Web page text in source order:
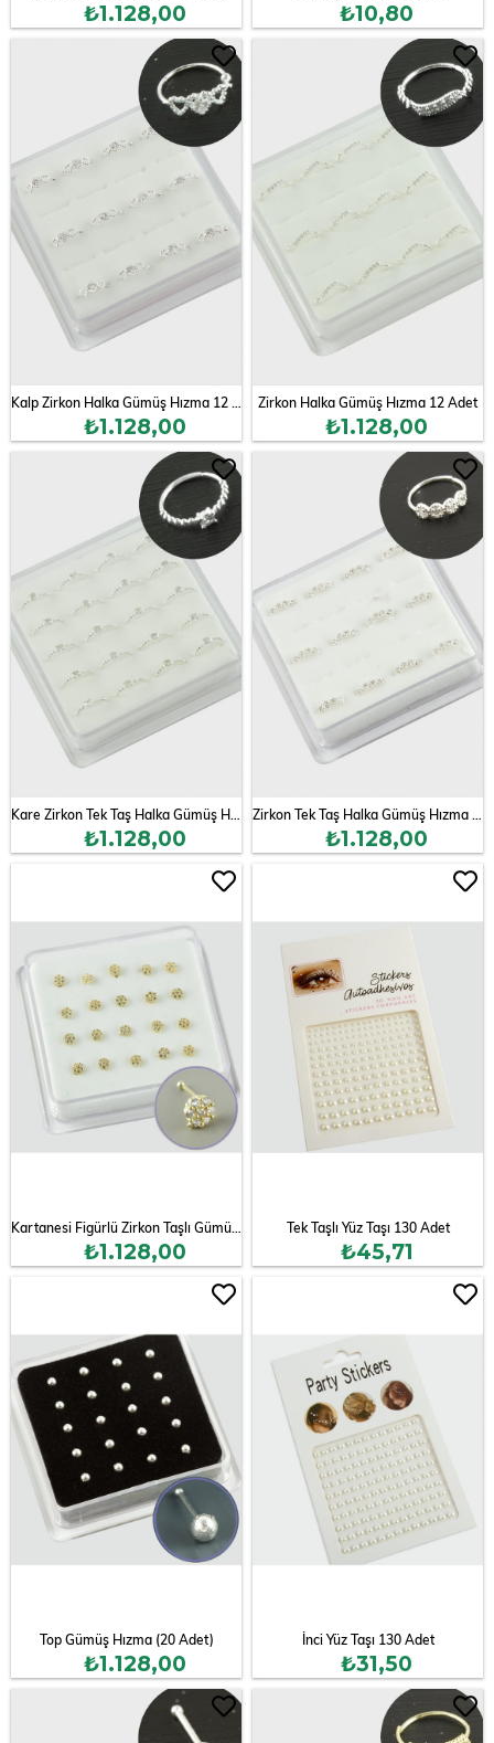
₺1.128,00 ₺10,80
₺1.128,00
Zirkon Halka Gümüş Hızma 12 Adet
₺1.128,00
₺1.128,00 ₺1.128,00
₺1.128,00
Tek Taşlı Yüz Taşı 130 Adet
₺45,71
Top Gümüş Hızma (20 Adet)
₺1.128,00
İnci Yüz Taşı 130 Adet
₺31,50